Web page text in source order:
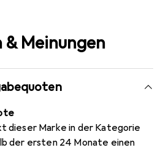
Meinungen
dieser Marke in der Kategorie
der ersten 24 Monate einen